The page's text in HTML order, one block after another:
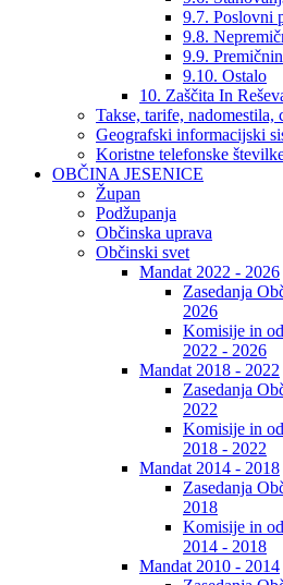
9.7. Poslovni
9.8.
9.9.
9.10. Ostalo
10. Zaščita In
Takse, tarife, nadomestila,
Geografski informacijski
Koristne telefonske
OBČINA JESENICE
Župan
Podžupanja
Občinska uprava
Občinski svet
Mandat 2022 - 2026
Zasedanja
2026
Komisije in
2022 - 2026
Mandat 2018 - 2022
Zasedanja
2022
Komisije in
2018 - 2022
Mandat 2014 - 2018
Zasedanja
2018
Komisije in
2014 - 2018
Mandat 2010 - 2014